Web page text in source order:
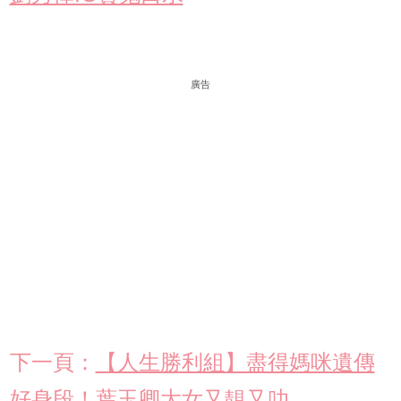
廣告
下一頁：
【人生勝利組】盡得媽咪遺傳